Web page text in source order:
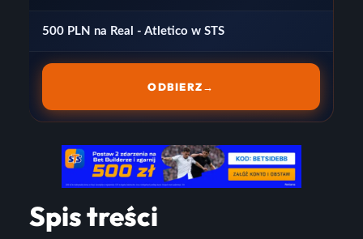
500 PLN na Real - Atletico w STS
ODBIERZ→
Spis treści